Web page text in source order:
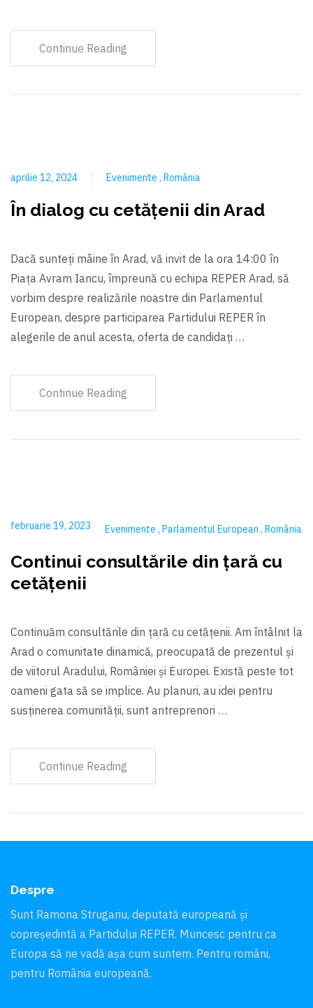
Continue Reading
aprilie 12, 2024 Evenimente România
În dialog cu cetățenii din Arad
Dacă sunteți mâine în Arad, vă invit de la ora 14:00 în
Piața Avram Iancu, împreună cu echipa REPER Arad, să
vorbim despre realizările noastre din Parlamentul
European, despre participarea Partidului REPER în
alegerile de anul acesta, oferta de candidați …
Continue Reading
februarie 19, 2023 Evenimente Parlamentul European România
Continui consultările din țară cu
cetățenii
Continuăm consultările din țară cu cetățenii. Am întâlnit la
Arad o comunitate dinamică, preocupată de prezentul și
de viitorul Aradului, României și Europei. Există peste tot
oameni gata să se implice. Au planuri, au idei pentru
susținerea comunității, sunt antreprenori …
Continue Reading
Despre
Sunt Ramona Strugariu, deputată europeană și
copreședintă a Partidului REPER. Muncesc pentru ca
Europa să ne vadă aşa cum suntem. Pentru români,
pentru România europeană.